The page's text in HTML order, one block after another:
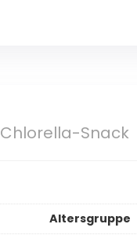
Chlorella-Snack
Al­ters­grup­pe